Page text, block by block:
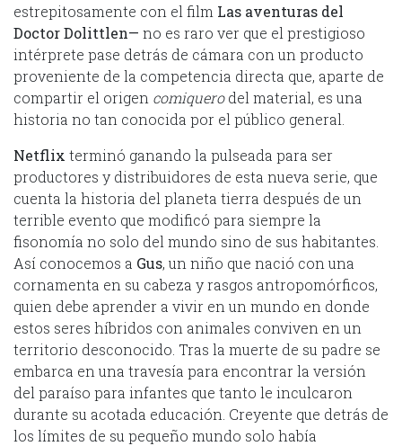
estrepitosamente con el film Las aventuras del
Doctor Dolittlen— no es raro ver que el prestigioso
intérprete pase detrás de cámara con un producto
proveniente de la competencia directa que, aparte de
compartir el origen comiquerodel material, es una
historia no tan conocida por el público general.
Netflix terminó ganando la pulseada para ser
productores y distribuidores de esta nueva serie, que
cuenta la historia del planeta tierra después de un
terrible evento que modificó para siempre la
fisonomía no solo del mundo sino de sus habitantes.
Así conocemos a Gus, un niño que nació con una
cornamenta en su cabeza y rasgos antropomórficos,
quien debe aprender a vivir en un mundo en donde
estos seres híbridos con animales conviven en un
territorio desconocido. Tras la muerte de su padre se
embarca en una travesía para encontrar la versión
del paraíso para infantes que tanto le inculcaron
durante su acotada educación. Creyente que detrás de
los límites de su pequeño mundo solo había